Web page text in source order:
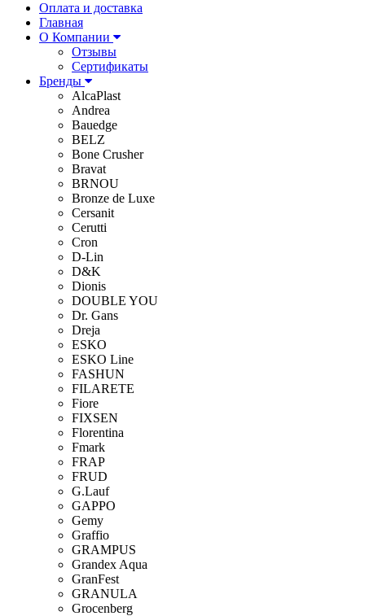
Оплата и доставка
Главная
О Компании
Отзывы
Сертификаты
Бренды
AlcaPlast
Andrea
Bauedge
BELZ
Bone Crusher
Bravat
BRNOU
Bronze de Luxe
Cersanit
Cerutti
Cron
D-Lin
D&K
Dionis
DOUBLE YOU
Dr. Gans
Dreja
ESKO
ESKO Line
FASHUN
FILARETE
Fiore
FIXSEN
Florentina
Fmark
FRAP
FRUD
G.Lauf
GAPPO
Gemy
Graffio
GRAMPUS
Grandex Aqua
GranFest
GRANULA
Grocenberg